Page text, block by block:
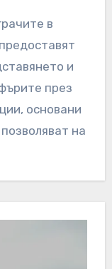
и
през
основани
на